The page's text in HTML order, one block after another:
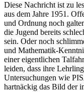
Diese Nachricht ist zu
aus dem Jahre 1951.
und Ordnung noch
die Jugend bereits
sein. Oder noch
und Mathematik-
einer eigentlichen
leiden, dass ihre
Untersuchungen wie
hartnäckig das Bild der